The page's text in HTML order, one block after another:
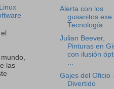
las
Alerta con los
gusanitos.exe
Tecnología
Julian Beever,
Pinturas en
con ilusión
...
Gajes del Oficio
Divertido